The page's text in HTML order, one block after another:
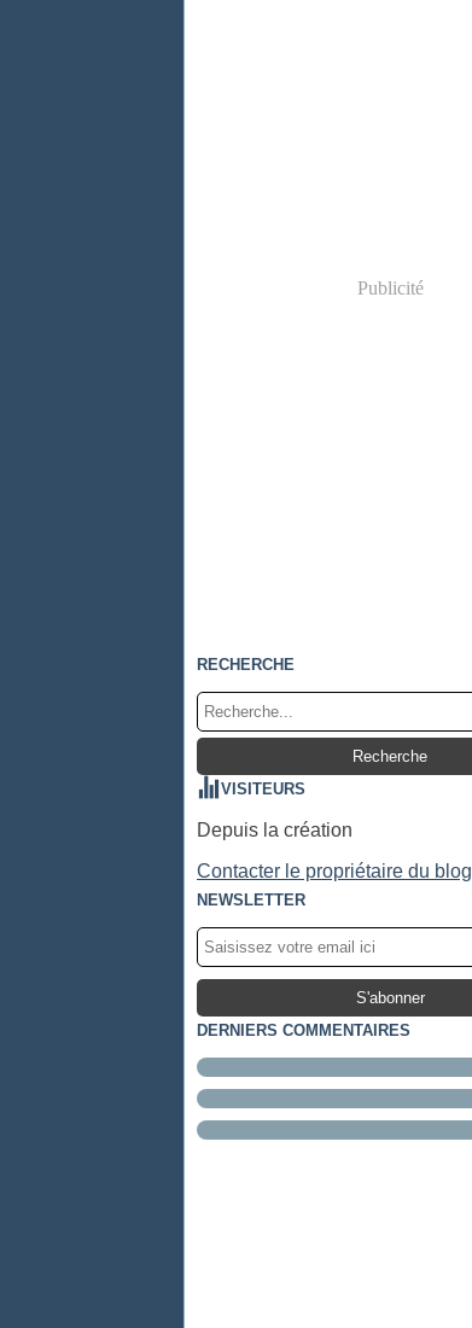
Publicité
RECHERCHE
VISITEURS
Depuis la création
Contacter le propriétaire du blog
NEWSLETTER
DERNIERS COMMENTAIRES